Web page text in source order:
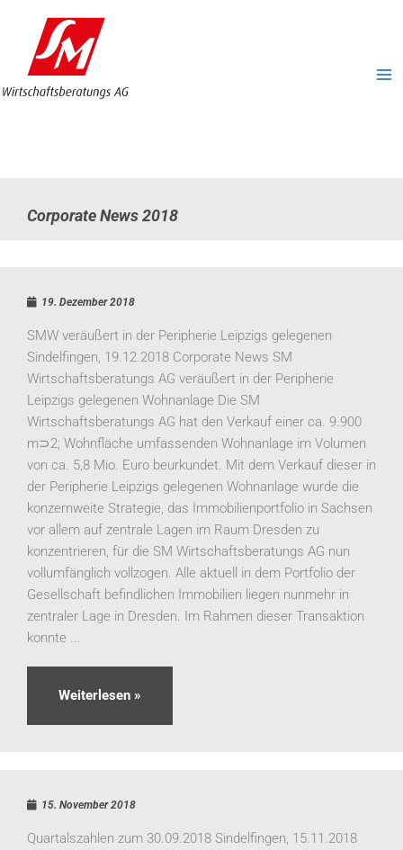
springen
Corporate News 2018
19. Dezember 2018
SMW veräußert in der Peripherie Leipzigs gelegenen
Sindelfingen, 19.12.2018 Corporate News SM
Wirtschaftsberatungs AG veräußert in der Peripherie
Leipzigs gelegenen Wohnanlage Die SM
Wirtschaftsberatungs AG hat den Verkauf einer ca. 9.900
m⊃2; Wohnfläche umfassenden Wohnanlage im Volumen
von ca. 5,8 Mio. Euro beurkundet. Mit dem Verkauf dieser in
der Peripherie Leipzigs gelegenen Wohnanlage wurde die
konzernweite Strategie, das Immobilienportfolio in Sachsen
vor allem auf zentrale Lagen im Raum Dresden zu
konzentrieren, für die SM Wirtschaftsberatungs AG nun
vollumfänglich vollzogen. Alle aktuell in dem Portfolio der
Gesellschaft befindlichen Immobilien liegen nunmehr in
zentraler Lage in Dresden. Im Rahmen dieser Transaktion
konnte ...
Weiterlesen »
15. November 2018
Quartalszahlen zum 30.09.2018 Sindelfingen, 15.11.2018